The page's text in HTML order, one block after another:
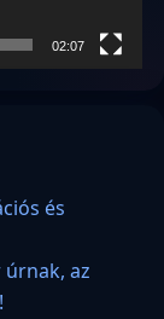
02:07
és
úrnak, az